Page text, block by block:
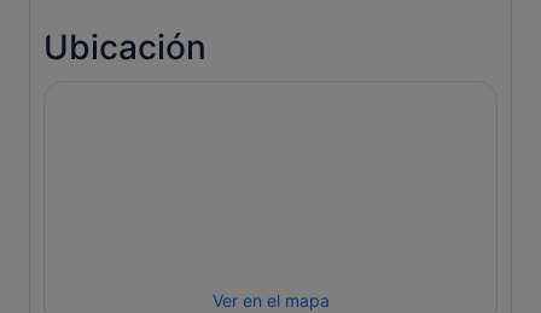
Ubicación
Ver en el mapa